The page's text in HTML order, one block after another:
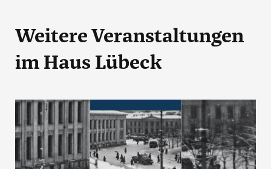
Weitere Veranstaltungen
im Haus Lübeck